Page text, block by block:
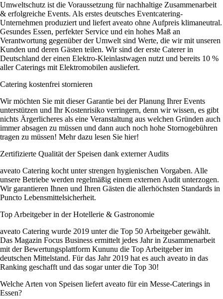
Umweltschutz ist die Voraussetzung für nachhaltige Zusammenarbeit
& erfolgreiche Events. Als erstes deutsches Eventcatering-
Unternehmen produziert und liefert aveato ohne Aufpreis klimaneutral.
Gesundes Essen, perfekter Service und ein hohes Maß an
Verantwortung gegenüber der Umwelt sind Werte, die wir mit unseren
Kunden und deren Gästen teilen. Wir sind der erste Caterer in
Deutschland der einen Elektro-Kleinlastwagen nutzt und bereits 10 %
aller Caterings mit Elektromobilen ausliefert.
Catering kostenfrei stornieren
Wir möchten Sie mit dieser Garantie bei der Planung Ihrer Events
unterstützen und Ihr Kostenrisiko verringern, denn wir wissen, es gibt
nichts Ärgerlicheres als eine Veranstaltung aus welchen Gründen auch
immer absagen zu müssen und dann auch noch hohe Stornogebühren
tragen zu müssen! Mehr dazu lesen Sie hier!
Zertifizierte Qualität der Speisen dank externer Audits
aveato Catering kocht unter strengen hygienischen Vorgaben. Alle
unsere Betriebe werden regelmäßig einem externen Audit unterzogen.
Wir garantieren Ihnen und Ihren Gästen die allerhöchsten Standards in
Puncto Lebensmittelsicherheit.
Top Arbeitgeber in der Hotellerie & Gastronomie
aveato Catering wurde 2019 unter die Top 50 Arbeitgeber gewählt.
Das Magazin Focus Business ermittelt jedes Jahr in Zusammenarbeit
mit der Bewertungsplattform Kununu die Top Arbeitgeber im
deutschen Mittelstand. Für das Jahr 2019 hat es auch aveato in das
Ranking geschafft und das sogar unter die Top 30!
Welche Arten von Speisen liefert aveato für ein Messe-Caterings in
Essen?